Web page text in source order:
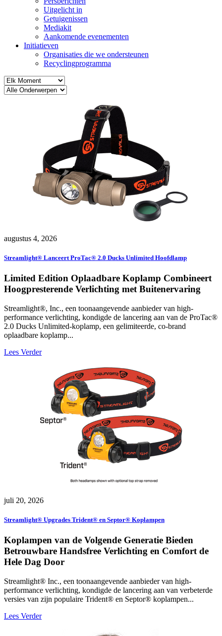
Uitgelicht in
Getuigenissen
Mediakit
Aankomende evenementen
Initiatieven
Organisaties die we ondersteunen
Recyclingprogramma
augustus 4, 2026
Streamlight® Lanceert ProTac® 2.0 Ducks Unlimited Hoofdlamp
Limited Edition Oplaadbare Koplamp Combineert
Hoogpresterende Verlichting met Buitenervaring
Streamlight®, Inc., een toonaangevende aanbieder van high-
performance verlichting, kondigde de lancering aan van de ProTac®
2.0 Ducks Unlimited-koplamp, een gelimiteerde, co-brand
oplaadbare koplamp...
Lees Verder
juli 20, 2026
Streamlight® Upgrades Trident® en Septor® Koplampen
Koplampen van de Volgende Generatie Bieden
Betrouwbare Handsfree Verlichting en Comfort de
Hele Dag Door
Streamlight® Inc., een toonaangevende aanbieder van high-
performance verlichting, kondigde de lancering aan van verbeterde
versies van zijn populaire Trident® en Septor® koplampen...
Lees Verder